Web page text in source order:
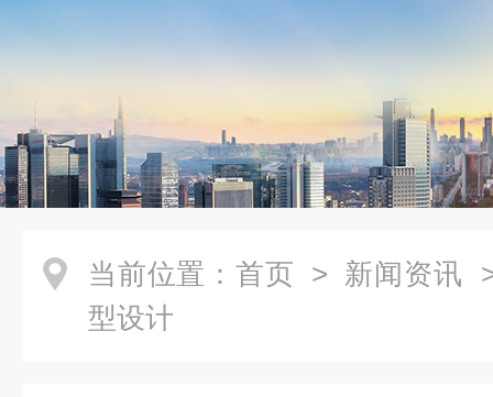
当前位置： 首页 > 新闻资讯
型设计